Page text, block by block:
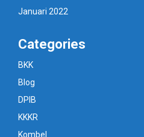
Januari 2022
Categories
BKK
Blog
DPIB
KKKR
Kombel